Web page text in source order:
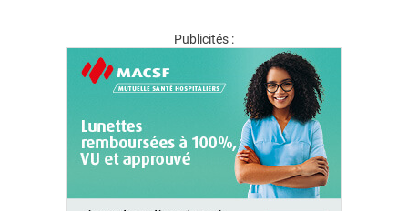
Publicités :